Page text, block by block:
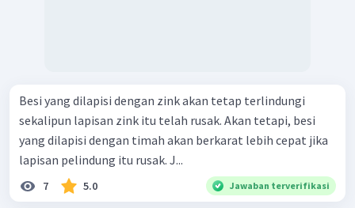
Besi yang dilapisi dengan zink akan tetap terlindungi
sekalipun lapisan zink itu telah rusak. Akan tetapi, besi
yang dilapisi dengan timah akan berkarat lebih cepat jika
lapisan pelindung itu rusak. J...
7 5.0 Jawaban terverifikasi